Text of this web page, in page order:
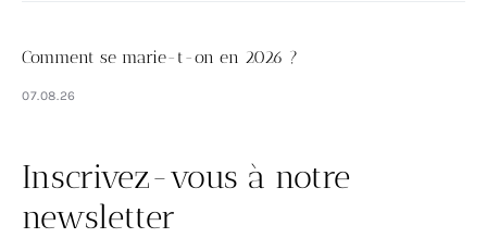
Comment se marie-t-on en 2026 ?
07.08.26
Inscrivez-vous à notre
newsletter